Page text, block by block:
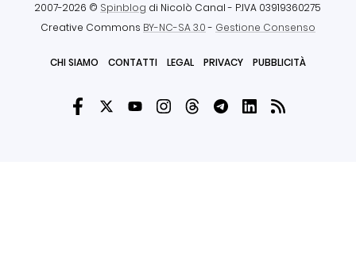
2007-2026 © Spinblog di Nicolò Canal - P.IVA 03919360275
Creative Commons BY-NC-SA 3.0- Gestione Consenso
CHI SIAMO CONTATTI LEGAL PRIVACY PUBBLICITÀ